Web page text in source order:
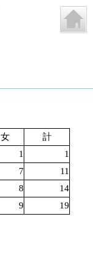
女
計
1
1
7
11
8
14
9 19